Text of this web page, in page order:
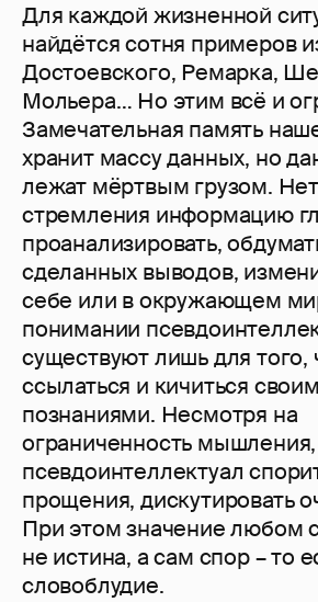
Для каждой жизненной
найдётся сотня примеров
Достоевского, Ремарка,
Мольера… Но этим всё и
Замечательная память
хранит массу данных, но
лежат мёртвым грузом.
стремления информацию
проанализировать,
сделанных выводов,
себе или в окружающем
понимании
существуют лишь для того,
ссылаться и кичиться
познаниями. Несмотря на
ограниченность мышления,
псевдоинтеллектуал
прощения, дискутировать
При этом значение любом
не истина, а сам спор – то
словоблудие.